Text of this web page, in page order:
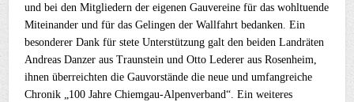
und bei den Mitgliedern der eigenen Gauvereine für das wohltuende
Miteinander und für das Gelingen der Wallfahrt bedanken. Ein
besonderer Dank für stete Unterstützung galt den beiden Landräten
Andreas Danzer aus Traunstein und Otto Lederer aus Rosenheim,
ihnen überreichten die Gauvorstände die neue und umfangreiche
Chronik „100 Jahre Chiemgau-Alpenverband“. Ein weiteres